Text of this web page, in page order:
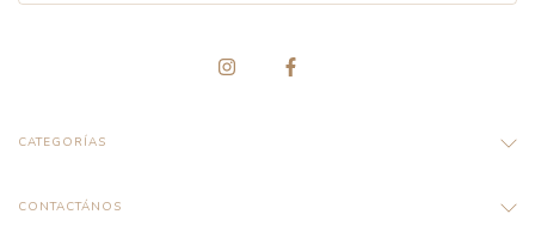
CATEGORÍAS
CONTACTÁNOS